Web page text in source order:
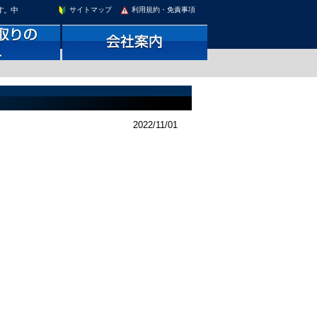
。中
利用規約・免責事項
サイトマップ
2022/11/01